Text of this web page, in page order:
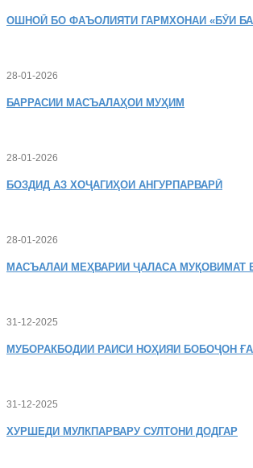
ОШНОӢ БО ФАЪОЛИЯТИ ГАРМХОНАИ «БӮИ
28-01-2026
БАРРАСИИ МАСЪАЛАҲОИ МУҲИМ
28-01-2026
БОЗДИД АЗ ХОҶАГИҲОИ АНГУРПАРВАРӢ
28-01-2026
МАСЪАЛАИ МЕҲВАРИИ ҶАЛАСА МУҚОВИМАТ
31-12-2025
МУБОРАКБОДИИ РАИСИ НОҲИЯИ БОБОҶОН
31-12-2025
ХУРШЕДИ МУЛКПАРВАРУ СУЛТОНИ ДОДГАР